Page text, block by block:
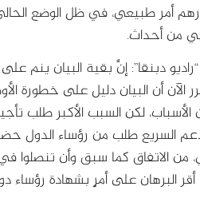
أمر طبيعي، في ظل الوضع
من أحداث.
دبنقا”: إنَّ بقية البيان ينم
الآن أن البيان دليل على خطورة
لكن السبب الأكبر طلب
السريع طلب من رؤساء
من الاتفاق كما سبق وأن
أقر البرهان على أمرٍ بشهادة